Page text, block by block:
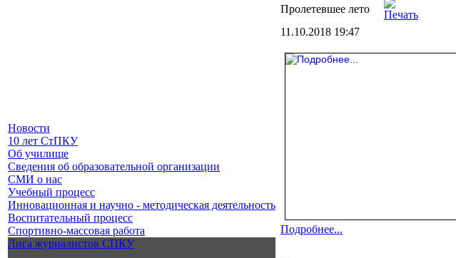
Новости
10 лет СтПКУ
Об училище
Сведения об образовательной организации
СМИ о нас
Учебный процесс
Инновационная и научно - методическая деятельность
Воспитательный процесс
Спортивно-массовая работа
Лига журналистов СПКУ
Пролетевшее лето
11.10.2018 19:47
Подробнее...